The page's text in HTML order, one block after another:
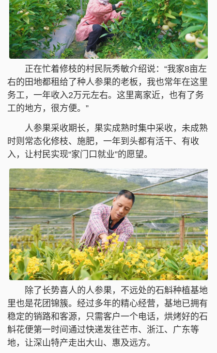
正在忙着修枝的村民阮秀敏介绍说：“我家8亩左
右的田地都租给了种人参果的老板，我也常年在这里
务工，一年收入2万元左右。这里离家近，也有了务
工的地方，很方便。”
人参果采收期长，果实成熟时集中采收，未成熟
时则常态化修枝、施肥，一年到头都有活干、有收
入，让村民实现“家门口就业”的愿望。
除了长势喜人的人参果，不远处的石斛种植基地
里也是花团锦簇。经过多年的精心经营，基地已拥有
稳定的销路和客源，只需客户一个电话，烘烤好的石
斛花便第一时间通过快递发往芒市、浙江、广东等
地，让深山特产走出大山、惠及远方。